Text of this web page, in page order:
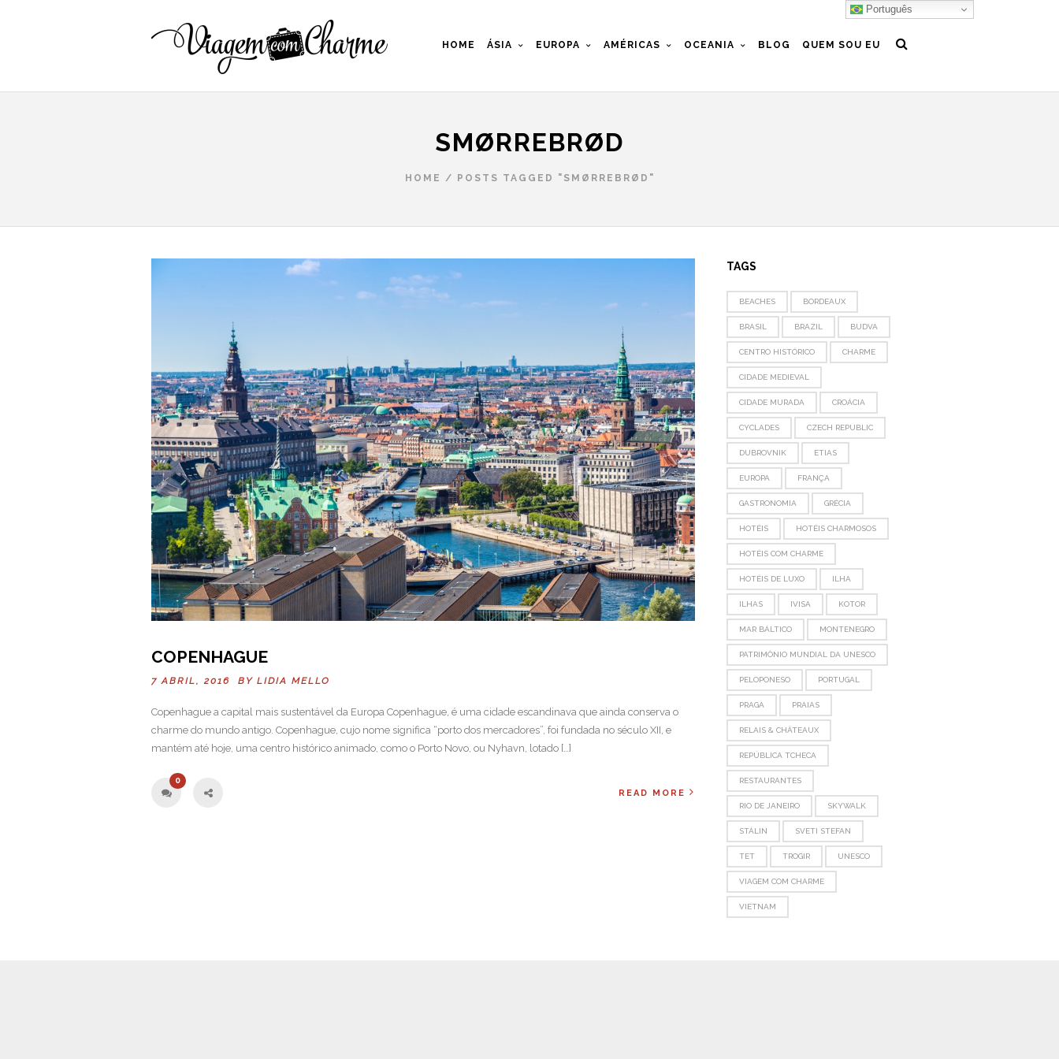
HOME ÁSIA EUROPA AMÉRICAS OCEANIA BLOG QUEM SOU EU
SMØRREBRØD
HOME / POSTS TAGGED "SMØRREBRØD"
COPENHAGUE
7 ABRIL, 2016 BY LIDIA MELLO
Copenhague a capital mais sustentável da Europa Copenhague, é uma cidade escandinava que ainda conserva o
charme do mundo antigo. Copenhague, cujo nome significa “porto dos mercadores”, foi fundada no século XII, e
mantém até hoje, uma centro histórico animado, como o Porto Novo, ou Nyhavn, lotado […]
0
READ MORE
TAGS
BEACHES BORDEAUX
BRASIL BRAZIL BUDVA
CENTRO HISTÓRICO CHARME
CIDADE MEDIEVAL
CIDADE MURADA CROÁCIA
CYCLADES CZECH REPUBLIC
DUBROVNIK ETIAS
EUROPA FRANÇA
GASTRONOMIA GRÉCIA
HOTÉIS HOTÉIS CHARMOSOS
HOTÉIS COM CHARME
HOTÉIS DE LUXO ILHA
ILHAS IVISA KOTOR
MAR BÁLTICO MONTENEGRO
PATRIMÔNIO MUNDIAL DA UNESCO
PELOPONESO PORTUGAL
PRAGA PRAIAS
RELAIS & CHÂTEAUX
REPÚBLICA TCHECA
RESTAURANTES
RIO DE JANEIRO SKYWALK
STÁLIN SVETI STEFAN
TET TROGIR UNESCO
VIAGEM COM CHARME
VIETNAM
Português